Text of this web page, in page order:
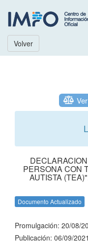
Volver
PERSONA CON
AUTISTA
Documento Actualizado
Promulgación: 20/08/
Publicación: 06/09/2021